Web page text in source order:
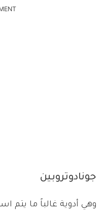
جونادوتروبين
وهي أدوية غالباً ما يتم